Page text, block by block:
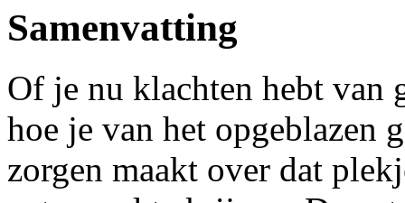
Samenvatting
Of je nu klachten hebt van
hoe je van het
zorgen maakt over dat